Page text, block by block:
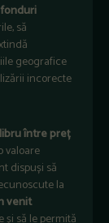
să
geografice
incorecte
între preț
valoare
dispuși să
la
venit